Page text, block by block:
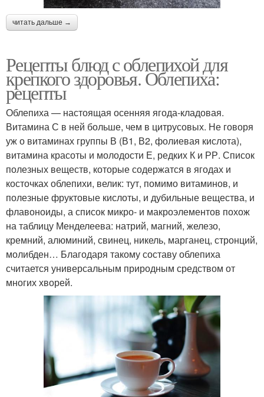
читать дальше →
Рецепты блюд с облепихой для
крепкого здоровья. Облепиха:
рецепты
Облепиха — настоящая осенняя ягода-кладовая.
Витамина С в ней больше, чем в цитрусовых. Не говоря
уж о витаминах группы В (В1, В2, фолиевая кислота),
витамина красоты и молодости Е, редких К и РР. Список
полезных веществ, которые содержатся в ягодах и
косточках облепихи, велик: тут, помимо витаминов, и
полезные фруктовые кислоты, и дубильные вещества, и
флавоноиды, а список микро- и макроэлементов похож
на таблицу Менделеева: натрий, магний, железо,
кремний, алюминий, свинец, никель, марганец, стронций,
молибден… Благодаря такому составу облепиха
считается универсальным природным средством от
многих хворей.